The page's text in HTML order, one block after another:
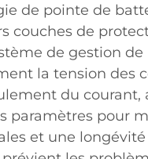
de pointe de
couches de
de gestion de
la tension des
du courant,
paramètres pour
et une